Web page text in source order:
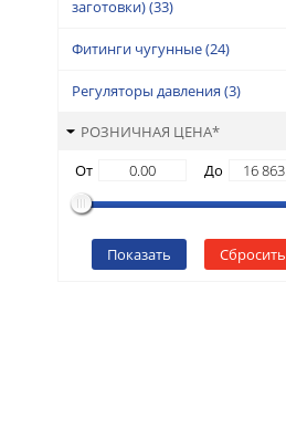
заготовки)(33)
Фитинги чугунные(24)
Регуляторы давления (3)
РОЗНИЧНАЯ ЦЕНА*
От
До
Показать Сбросить